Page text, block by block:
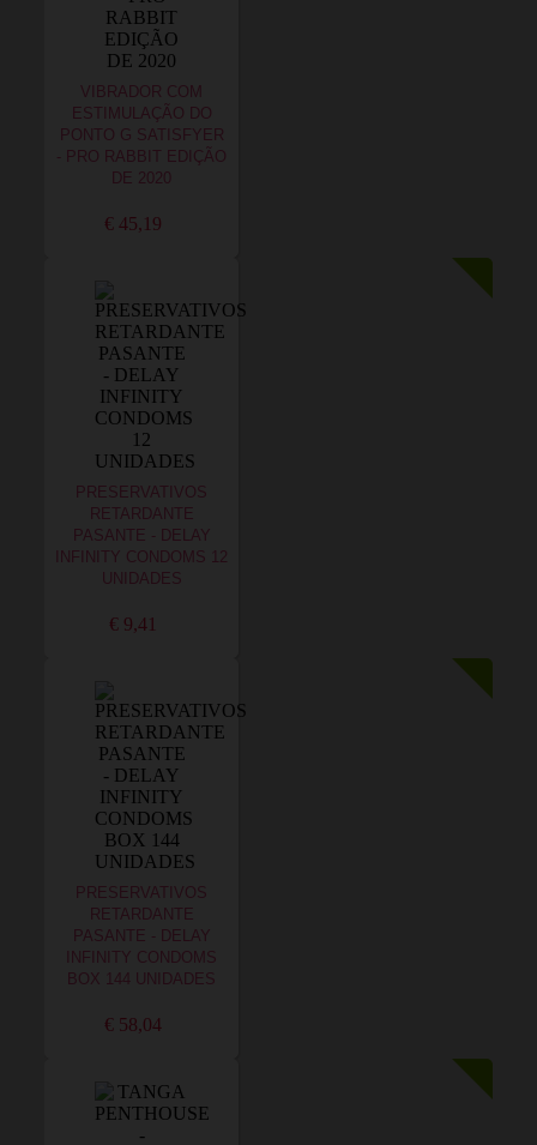
VIBRADOR COM
ESTIMULAÇÃO DO
PONTO G SATISFYER
- PRO RABBIT EDIÇÃO
DE 2020
€ 45,19
PRESERVATIVOS
RETARDANTE
PASANTE - DELAY
INFINITY CONDOMS 12
UNIDADES
€ 9,41
PRESERVATIVOS
RETARDANTE
PASANTE - DELAY
INFINITY CONDOMS
BOX 144 UNIDADES
€ 58,04